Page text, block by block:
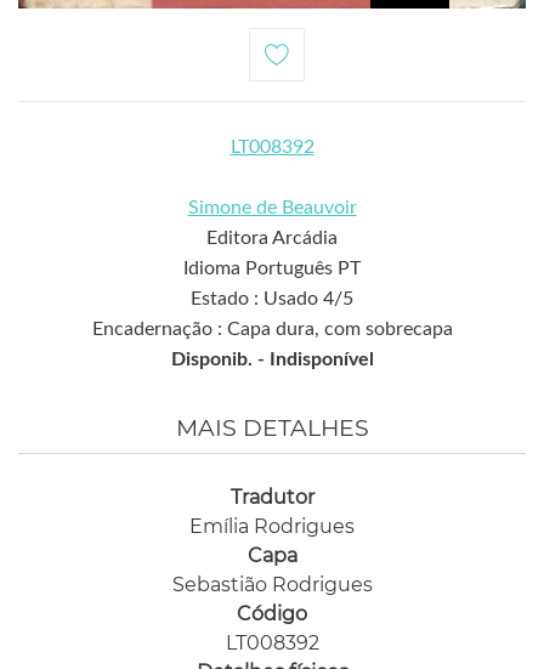
LT008392
Simone de Beauvoir
Editora Arcádia
Idioma Português PT
Estado : Usado 4/5
Encadernação : Capa dura, com sobrecapa
Disponib. -
Indisponível
MAIS DETALHES
Tradutor
Emília Rodrigues
Capa
Sebastião Rodrigues
Código
LT008392